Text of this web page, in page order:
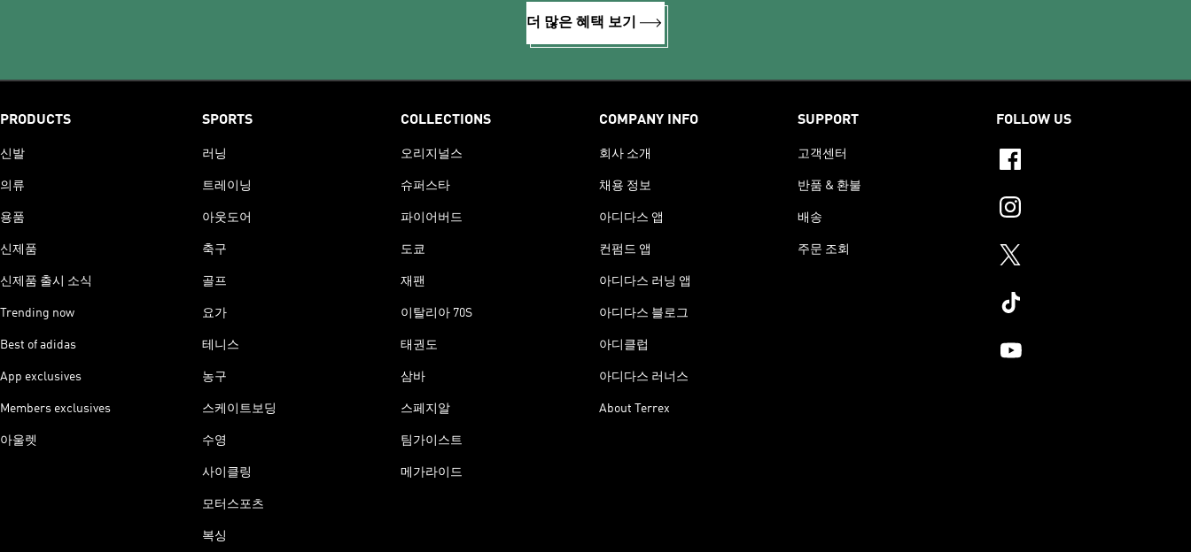
더 많은 혜택 보기
PRODUCTS
신발
의류
용품
신제품
신제품 출시 소식
Trending now
Best of adidas
App exclusives
Members exclusives
아울렛
SPORTS
러닝
트레이닝
아웃도어
축구
골프
요가
테니스
농구
스케이트보딩
수영
사이클링
모터스포츠
복싱
COLLECTIONS
오리지널스
슈퍼스타
파이어버드
도쿄
재팬
이탈리아 70S
태권도
삼바
스페지알
팀가이스트
메가라이드
COMPANY INFO
회사 소개
채용 정보
아디다스 앱
컨펌드 앱
아디다스 러닝 앱
아디다스 블로그
아디클럽
아디다스 러너스
About Terrex
SUPPORT
고객센터
반품 & 환불
배송
주문 조회
FOLLOW US